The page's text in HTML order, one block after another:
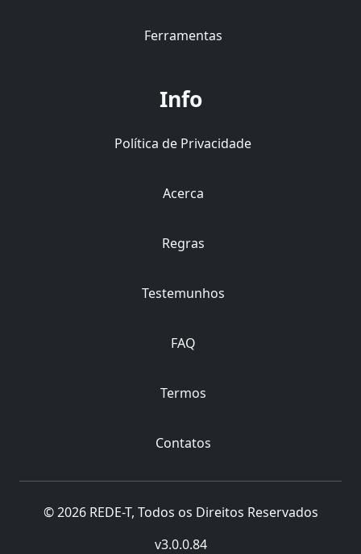
Ferramentas
Info
Política de Privacidade
Acerca
Regras
Testemunhos
FAQ
Termos
Contatos
© 2026 REDE-T, Todos os Direitos Reservados
v3.0.0.84